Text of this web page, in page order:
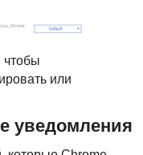
чтобы
или
уведомления